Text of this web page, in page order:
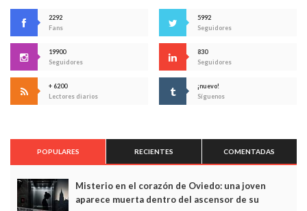
2292
Fans
5992
Seguidores
19900
Seguidores
830
Seguidores
+ 6200
Lectores diarios
¡nuevo!
Síguenos
POPULARES RECIENTES COMENTADAS
Misterio en el corazón de Oviedo: una joven
aparece muerta dentro del ascensor de su